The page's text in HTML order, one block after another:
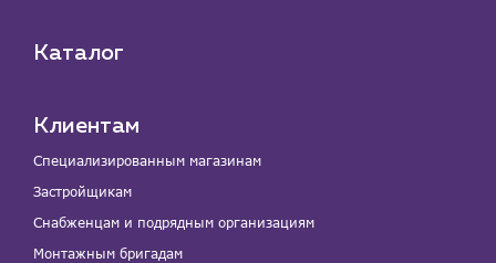
Каталог
Клиентам
Специализированным магазинам
Застройщикам
Снабженцам и подрядным организациям
Монтажным бригадам